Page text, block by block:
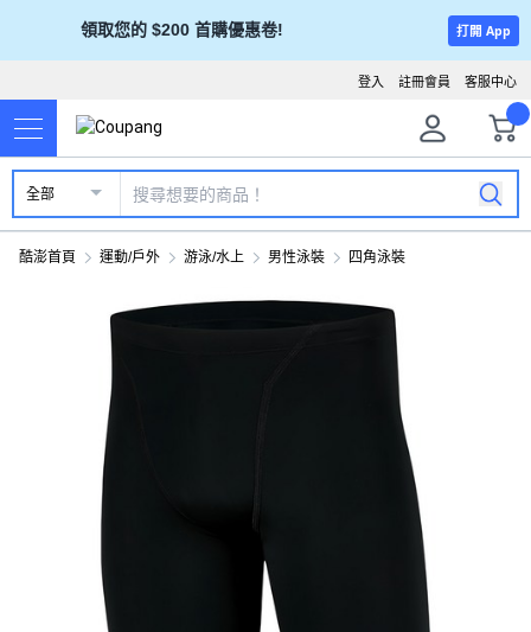
領取您的 $200 首購優惠卷! 打開 App
客服中心
註冊會員
登入
全部
酷澎首頁 運動/戶外 游泳/水上 男性泳裝 四角泳裝